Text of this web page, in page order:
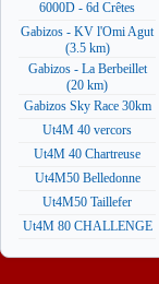
6000D - 6d Crêtes
Gabizos - KV l'Omi Agut
(3.5 km)
Gabizos - La Berbeillet
(20 km)
Gabizos Sky Race 30km
Ut4M 40 vercors
Ut4M 40 Chartreuse
Ut4M50 Belledonne
Ut4M50 Taillefer
Ut4M 80 CHALLENGE